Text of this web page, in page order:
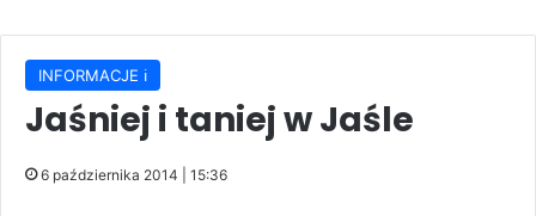
INFORMACJE ℹ️
Jaśniej i taniej w Jaśle
6 października 2014 | 15:36